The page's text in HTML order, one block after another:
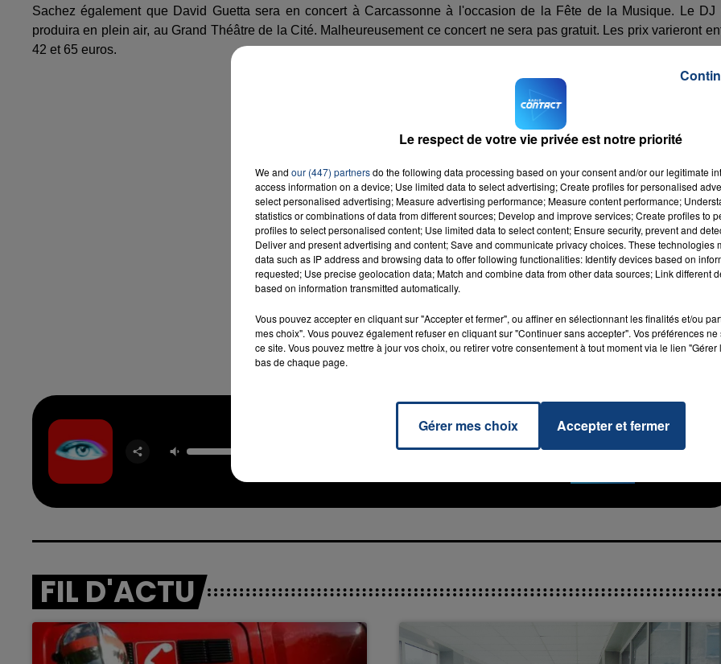
Sachez également que David Guetta sera en concert à Carcassonne à l'occasion de la Fête de la Musique. Le DJ
produira en plein air, au Grand Théâtre de la Cité. Malheureusement ce concert ne sera pas gratuit. Les prix varieront
42 et 65 euros.
RADIO CONTACT
FIL D'ACTU
Le respect de votre vie privée est notre priorité
We and our (447) partnersdo the following data processing based on your consent and/or our legitimate
access information on a device; Use limited data to select advertising; Create profiles for personalised
select personalised advertising; Measure advertising performance; Measure content performance;
statistics or combinations of data from different sources; Develop and improve services; Create profiles to
profiles to select personalised content; Use limited data to select content; Ensure security, prevent and
Deliver and present advertising and content; Save and communicate privacy choices. These technologies
data such as IP address and browsing data to offer following functionalities: Identify devices based on
requested; Use precise geolocation data; Match and combine data from other data sources; Link different
based on information transmitted automatically.
Vous pouvez accepter en cliquant sur "Accepter et fermer", ou affiner en sélectionnant les finalités et/ou
mes choix". Vous pouvez également refuser en cliquant sur "Continuer sans accepter". Vos préférences
ce site. Vous pouvez mettre à jour vos choix, ou retirer votre consentement à tout moment via le lien
bas de chaque page.
Gérer mes choix Accepter et fermer